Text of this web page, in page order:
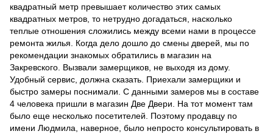
квадратный метр превышает количество этих самых
квадратных метров, то нетрудно догадаться, насколько
теплые отношения сложились между всеми нами в процессе
ремонта жилья. Когда дело дошло до смены дверей, мы по
рекомендации знакомых обратились в магазин на
Закревского. Вызвали замерщиков, не выходя из дому.
Удобный сервис, должна сказать. Приехали замерщики и
быстро замеры поснимали. С данными замеров мы в составе
4 человека пришли в магазин Две Двери. На тот момент там
было еще несколько посетителей. Поэтому продавцу по
имени Людмила, наверное, было непросто консультировать в